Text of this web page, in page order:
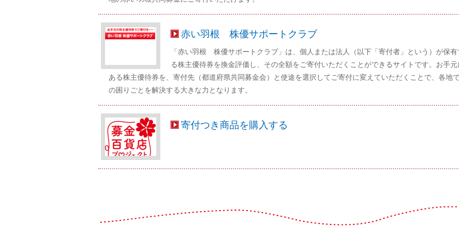
赤い羽根 株優サポートクラブ
「赤い羽根 株優サポートクラブ」は、個人または法人（以下「寄付者」という）が保有
る株主優待券を換金評価し、その全額をご寄付いただくことができるサイトです。お手元
ある株主優待券を、寄付先（都道府県共同募金会）と使途を選択してご寄付に変えていただくことで、各地
の困りごとを解決する大きな力となります。
寄付つき商品を購入する